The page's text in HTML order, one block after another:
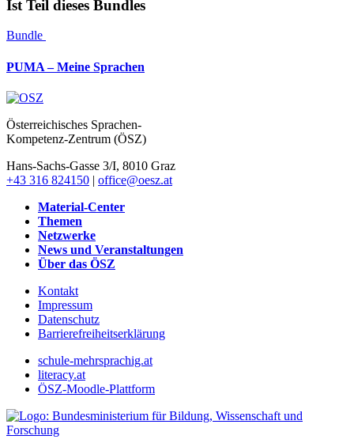
Ist Teil dieses Bundles
Bundle
PUMA – Meine Sprachen
Österreichisches Sprachen-
Kompetenz-Zentrum (ÖSZ)
Hans-Sachs-Gasse 3/I, 8010 Graz
+43 316 824150 | office@oesz.at
Material-Center
Themen
Netzwerke
News und Veranstaltungen
Über das ÖSZ
Kontakt
Impressum
Datenschutz
Barrierefreiheitserklärung
schule-mehrsprachig.at
literacy.at
ÖSZ-Moodle-Plattform